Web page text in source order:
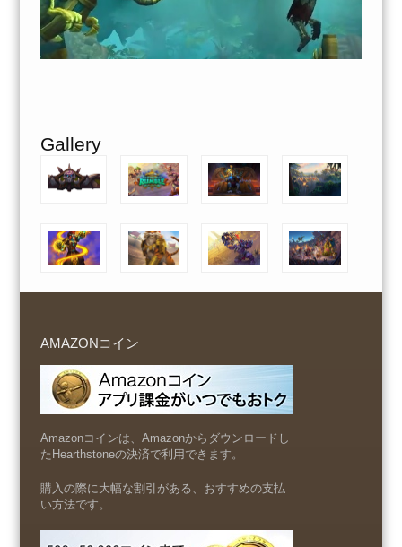
Gallery
AMAZONコイン
Amazonコインは、Amazonからダウンロードし
たHearthstoneの決済で利用できます。
購入の際に大幅な割引がある、おすすめの支払
い方法です。